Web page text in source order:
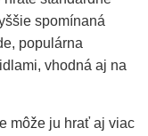
spomínaná
populárna
vhodná aj na
môže ju hrať aj viac